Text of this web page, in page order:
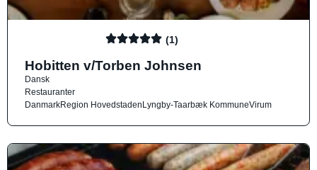
(1)
Hobitten v/Torben Johnsen
Dansk
Restauranter
DanmarkRegion HovedstadenLyngby-Taarbæk KommuneVirum